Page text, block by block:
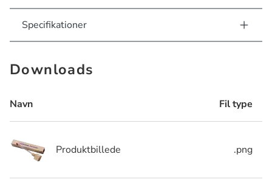
Specifikationer
Downloads
Navn Fil type
Produktbillede .png